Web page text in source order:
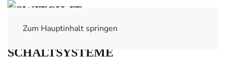
Zum Hauptinhalt springen